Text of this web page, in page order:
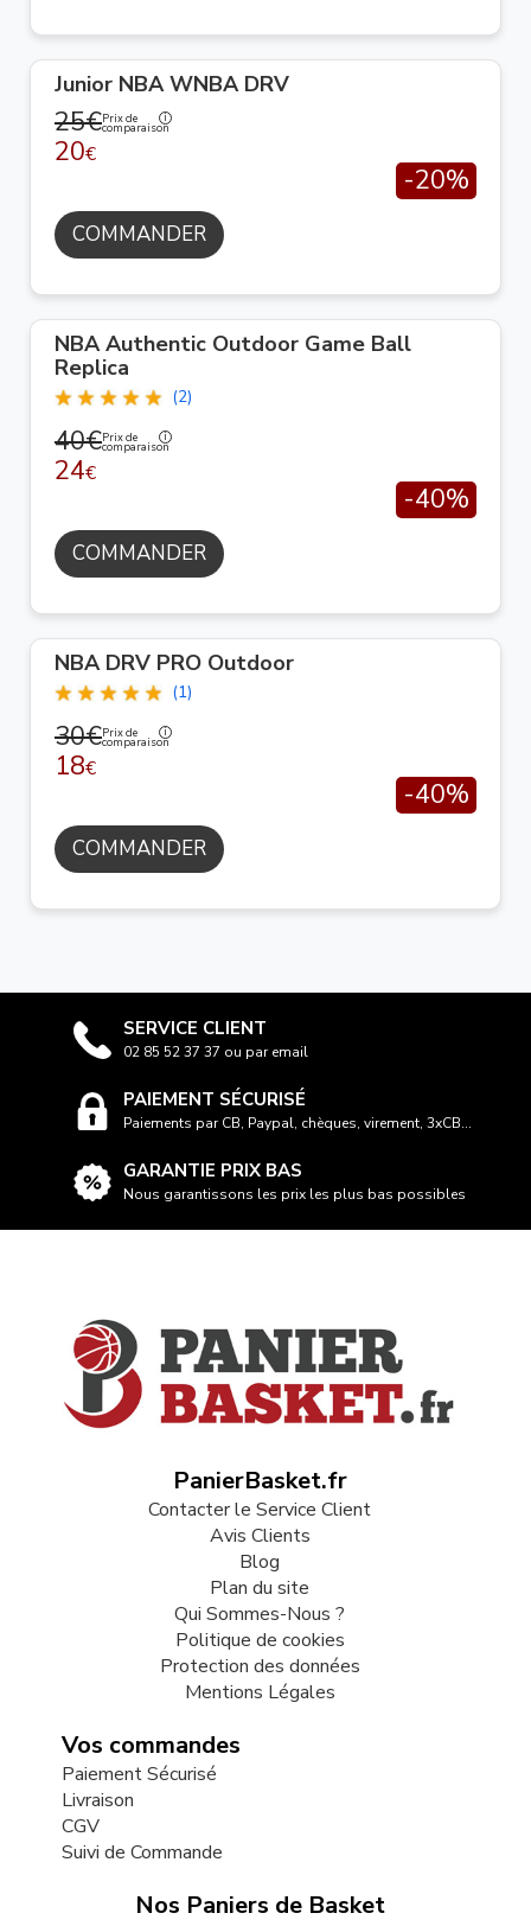
Junior NBA WNBA DRV
25€Prix de
comparaison
20€
-20%
COMMANDER
NBA Authentic Outdoor Game Ball
Replica
(2)
40€Prix de
comparaison
24€
-40%
COMMANDER
NBA DRV PRO Outdoor
(1)
30€Prix de
comparaison
18€
-40%
COMMANDER
SERVICE CLIENT
02 85 52 37 37 ou par email
PAIEMENT SÉCURISÉ
Paiements par CB, Paypal, chèques, virement, 3xCB...
GARANTIE PRIX BAS
Nous garantissons les prix les plus bas possibles
PanierBasket.fr
Contacter le Service Client
Avis Clients
Blog
Plan du site
Qui Sommes-Nous ?
Politique de cookies
Protection des données
Mentions Légales
Vos commandes
Paiement Sécurisé
Livraison
CGV
Suivi de Commande
Nos Paniers de Basket